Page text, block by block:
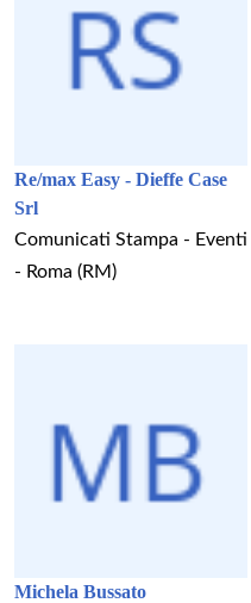
Re/max Easy - Dieffe Case
Srl
Comunicati Stampa - Eventi
- Roma (RM)
Michela Bussato